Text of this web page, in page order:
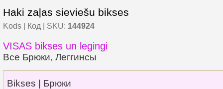
Haki zaļas sieviešu bikses
Kods | Код | SKU: 144924
VISAS bikses un legingi
Все Брюки, Леггинсы
Bikses | Брюки